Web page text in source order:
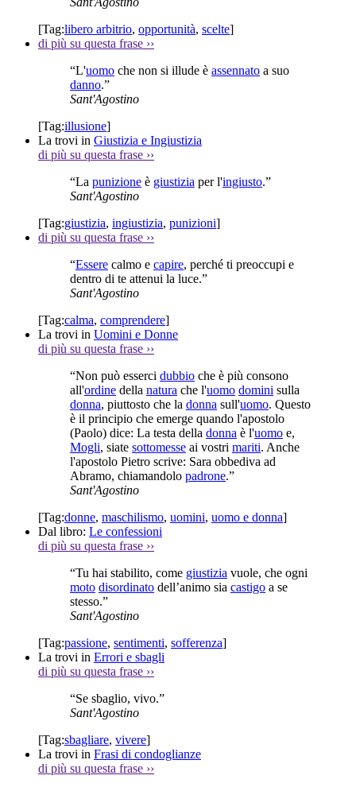
[Tag:libero arbitrio, opportunità, scelte]
di più su questa frase ››
“L'uomo che non si illude è assennato a suo
danno.”
Sant'Agostino
[Tag:illusione]
La trovi in Giustizia e Ingiustizia
di più su questa frase ››
“La punizione è giustizia per l'ingiusto.”
Sant'Agostino
[Tag:giustizia, ingiustizia, punizioni]
di più su questa frase ››
“Essere calmo e capire, perché ti preoccupi e
dentro di te attenui la luce.”
Sant'Agostino
[Tag:calma, comprendere]
La trovi in Uomini e Donne
di più su questa frase ››
“Non può esserci dubbio che è più consono
all'ordine della natura che l'uomo domini sulla
donna, piuttosto che la donna sull'uomo. Questo
è il principio che emerge quando l'apostolo
(Paolo) dice: La testa della donna è l'uomo e,
Mogli, siate sottomesse ai vostri mariti. Anche
l'apostolo Pietro scrive: Sara obbediva ad
Abramo, chiamandolo padrone.”
Sant'Agostino
[Tag:donne, maschilismo, uomini, uomo e donna]
Dal libro: Le confessioni
di più su questa frase ››
“Tu hai stabilito, come giustizia vuole, che ogni
moto disordinato dell’animo sia castigo a se
stesso.”
Sant'Agostino
[Tag:passione, sentimenti, sofferenza]
La trovi in Errori e sbagli
di più su questa frase ››
“Se sbaglio, vivo.”
Sant'Agostino
[Tag:sbagliare, vivere]
La trovi in Frasi di condoglianze
di più su questa frase ››